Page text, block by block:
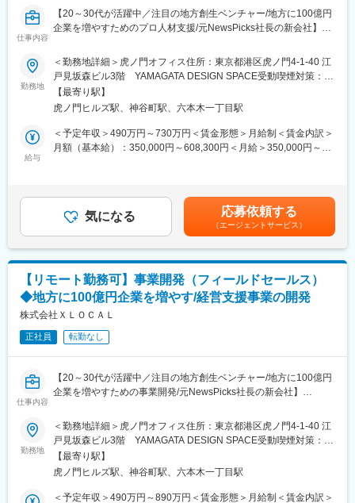
リードエンジニアとして、マネージャーやエンジニアとコミュニ
ケーションをとりながら、5名程度のチームでプロダクト開発をリ
ードいただくポジションです。
■クライアント：
交通事業者や自動車業界関連の企業を中心に、自治体やインフラ
企業等、幅広いクライアントとかかわります。
※基本的に大手のプライム案件です。
■プロジェクト例：
・モビリティハブの運営・回遊性向上など、モビリティにかかわ
・位置情報を使用した次世代水素プラントの配送効率化システム
開発
・交通事業者向け自社の電子チケットアプリ開発
・位置情報を使用したポイント・クーポンアプリ開発
■アーバンテック：
「都市生活と都市の持続可能性をアップデートする技術」です。
■こんな方にぴったり：
・大型＆新規プロジェクトに携わりたい方
・専門特化するのではなく、幅広くチャレンジしたい方
仕事内容
【20～30代が活躍中／注目の地方創生ベンチャー/地方に100億円
企業を増やすためのプロ人材支援/元NewsPicks社長の新会社】
■ミッション：
「地方の経営者に、世界を変える出会いを。」
XLOCALは、世界を変える志を持った経営者と共に挑戦し、今ま
でにない「アイデア」と「出会い」を生み出す。経営者が孤立す
ることなく、ワクワクする未来を描ける環境をつくり、地方企業
の非連続成長を実現します。
成長を支援します。
なメンバーで構成されています。
■業務内容：
◯地方企業と『チイキズカン』登録者のマッチングおよびフォロ
ー
└ 『100億シンクタンク』参画企業や『チイキズカン』利用企業
の経営課題を解決するため、最適なプロフェッショナル人材の選
定からプロジェクト稼働後のフォローまでを一貫して担当しま
す。
※現在はリモートワーク中心ですが、チームビルディングのため必
＜対象となる顧客＞
主には100億円未満の経営者で、地方の老舗企業や成長意欲の高
い企業の経営層
■今後の展望：
勤務地
＜勤務地詳細＞虎ノ門オフィス住所：東京都港区虎ノ門4-1-40 江
戸見坂森ビル3階 YAMAGATA DESIGN SPACE受動喫煙対策：屋
内全面禁煙変更の範囲：会社の定める事業所（リモートワーク含
む）
【最寄り駅】
虎ノ門ヒルズ駅、神谷町駅、六本木一丁目駅
給与
＜予定年収＞490万円～730万円＜賃金形態＞月給制＜賃金内訳＞
月額（基本給）：350,000円～608,300円＜月給＞350,000円～
能性があります。月給(月額)は固定手当を含めた表記です。
気になる 応募依頼する
（エージェントサービス）
【リモート勤務可】事業開発（フィールドセールス）
◆地方に100億円企業を増やす/経営支援事業の開発
株式会社ＸＬＯＣＡＬ
正社員 転勤なし
仕事内容
【20～30代が活躍中／注目の地方創生ベンチャー/地方に100億円
企業を増やすための事業開発/元NewsPicks社長の新会社】
■ミッション：
「地方の経営者に、世界を変える出会いを。」
XLOCALは、世界を変える志を持った経営者と共に挑戦し、今ま
でにない「アイデア」と「出会い」を生み出す。経営者が孤立す
ることなく、ワクワクする未来を描ける環境をつくり、地方企業
の非連続成長を実現します。
勤務地
＜勤務地詳細＞虎ノ門オフィス住所：東京都港区虎ノ門4-1-40 江
戸見坂森ビル3階 YAMAGATA DESIGN SPACE受動喫煙対策：屋
内全面禁煙変更の範囲：会社の定める事業所（リモートワーク含
む）
【最寄り駅】
虎ノ門ヒルズ駅、神谷町駅、六本木一丁目駅
＜予定年収＞490万円～890万円＜賃金形態＞月給制＜賃金内訳＞